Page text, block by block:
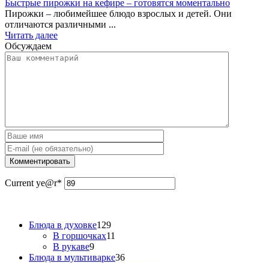
Быстрые пирожки на кефире – готовятся моментально
Пирожки – любимейшее блюдо взрослых и детей. Они
отличаются различными ...
Читать далее
Обсуждаем
Current ye@r*
Блюда в духовке129
В горшочках11
В рукаве9
Блюда в мультиварке36